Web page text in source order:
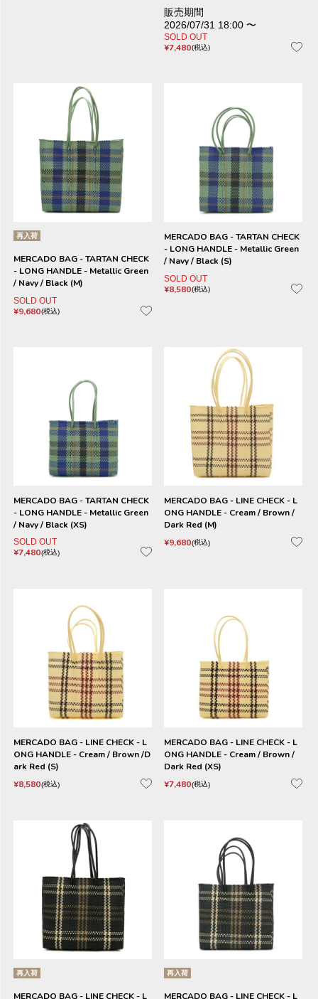
販売期間
2026/07/31 18:00 〜
SOLD OUT
¥7,480 税込
再入荷
MERCADO BAG - TARTAN CHECK
- LONG HANDLE - Metallic Green
/ Navy / Black (M)
SOLD OUT
¥9,680 税込
MERCADO BAG - TARTAN CHECK
- LONG HANDLE - Metallic Green
/ Navy / Black (S)
SOLD OUT
¥8,580 税込
MERCADO BAG - TARTAN CHECK
- LONG HANDLE - Metallic Green
/ Navy / Black (XS)
SOLD OUT
¥7,480 税込
MERCADO BAG - LINE CHECK - L
ONG HANDLE - Cream / Brown /
Dark Red (M)
¥9,680 税込
MERCADO BAG - LINE CHECK - L
ONG HANDLE - Cream / Brown /D
ark Red (S)
¥8,580 税込
MERCADO BAG - LINE CHECK - L
ONG HANDLE - Cream / Brown /
Dark Red (XS)
¥7,480 税込
再入荷
MERCADO BAG - LINE CHECK - L
再入荷
MERCADO BAG - LINE CHECK - L